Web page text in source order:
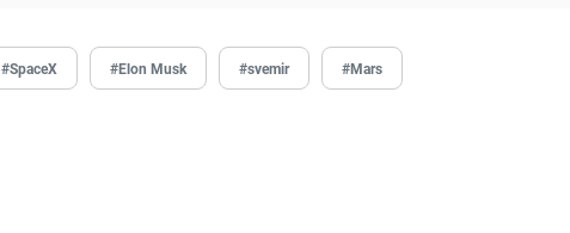
#SpaceX #Elon Musk #svemir #Mars